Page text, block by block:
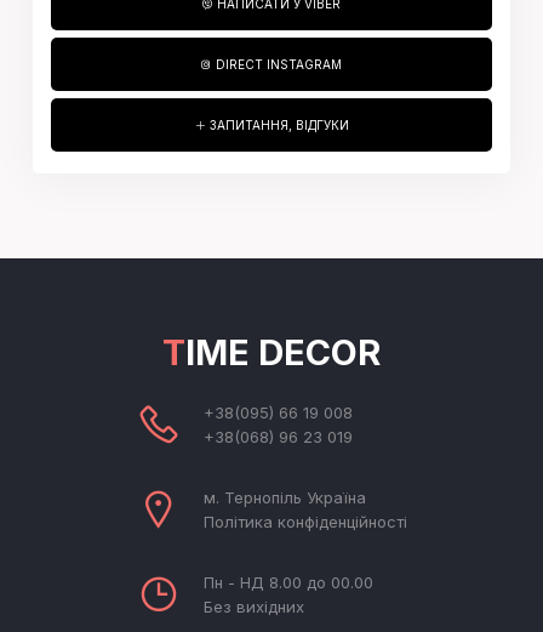
НАПИСАТИ У VIBER
DIRECT INSTAGRAM
ЗАПИТАННЯ, ВІДГУКИ
TIME DECOR
+38(095) 66 19 008
+38(068) 96 23 019
м. Тернопіль Україна
Політика конфіденційності
Пн - НД 8.00 до 00.00
Без вихідних